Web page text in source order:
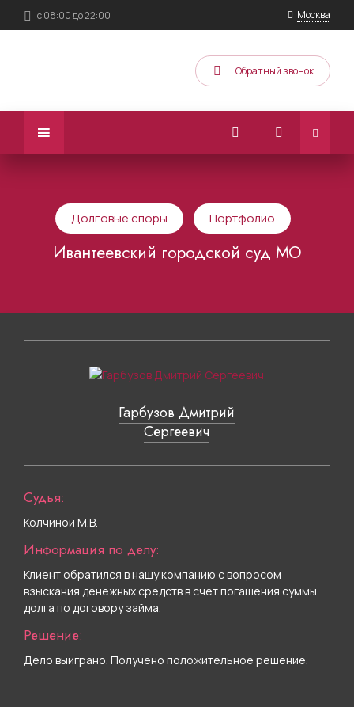
с 08:00 до 22:00 Москва
Обратный звонок
Долговые споры Портфолио
Ивантеевский городской суд МО
Гарбузов Дмитрий
Сергеевич
Судья:
Колчиной М.В.
Информация по делу:
Клиент обратился в нашу компанию с вопросом
взыскания денежных средств в счет погашения суммы
долга по договору займа.
Решение:
Дело выиграно. Получено положительное решение.